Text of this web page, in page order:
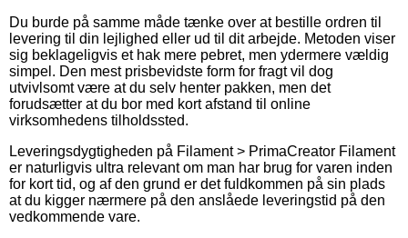
Du burde på samme måde tænke over at bestille ordren til
levering til din lejlighed eller ud til dit arbejde. Metoden viser
sig beklageligvis et hak mere pebret, men ydermere vældig
simpel. Den mest prisbevidste form for fragt vil dog
utvivlsomt være at du selv henter pakken, men det
forudsætter at du bor med kort afstand til online
virksomhedens tilholdssted.
Leveringsdygtigheden på Filament > PrimaCreator Filament
er naturligvis ultra relevant om man har brug for varen inden
for kort tid, og af den grund er det fuldkommen på sin plads
at du kigger nærmere på den anslåede leveringstid på den
vedkommende vare.